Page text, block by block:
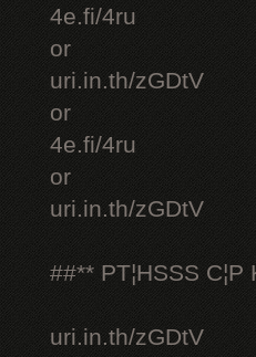
4e.fi/4ru
or
uri.in.th/zGDtV
or
4e.fi/4ru
or
uri.in.th/zGDtV
##** PT¦HSSS C¦P
uri.in.th/zGDtV